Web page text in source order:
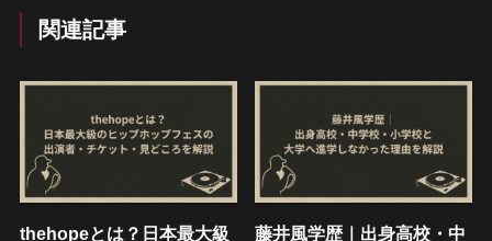
関連記事
thehopeとは？日本最大級
藤井風学歴｜出身高校・中